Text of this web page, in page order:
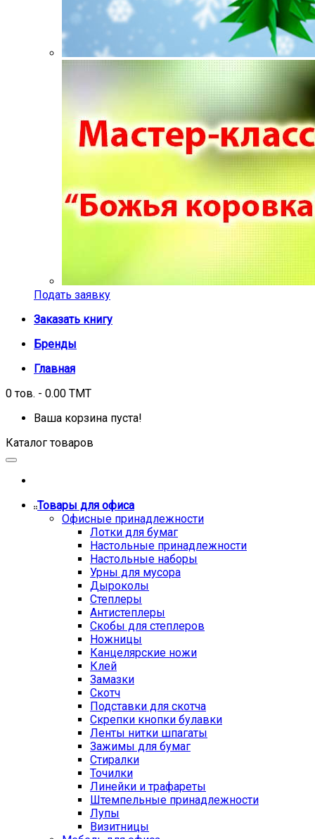
Подать заявку
Заказать книгу
Бренды
Главная
0 тов. - 0.00 TMT
Ваша корзина пуста!
Каталог товаров
Товары для офиса
Офисные принадлежности
Лотки для бумаг
Настольные принадлежности
Настольные наборы
Урны для мусора
Дыроколы
Степлеры
Антистеплеры
Скобы для степлеров
Ножницы
Канцелярские ножи
Клей
Замазки
Скотч
Подставки для скотча
Скрепки кнопки булавки
Ленты нитки шпагаты
Зажимы для бумаг
Стиралки
Точилки
Линейки и трафареты
Штемпельные принадлежности
Лупы
Визитницы